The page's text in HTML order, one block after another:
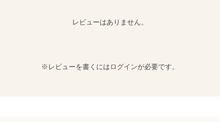
レビューはありません。
※レビューを書くにはログインが必要です。